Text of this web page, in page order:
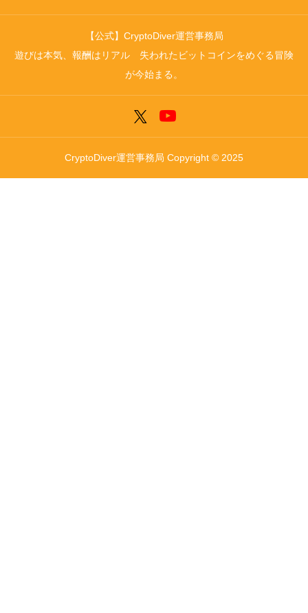
【公式】CryptoDiver運営事務局
遊びは本気、報酬はリアル 失われたビットコインをめぐる冒険
が今始まる。
CryptoDiver運営事務局 Copyright © 2025